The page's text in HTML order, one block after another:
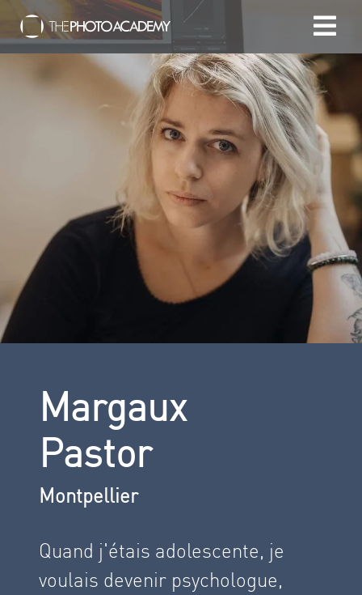
Accueil
Photographes
Offrir une Carte Cadeau
Panier
Margaux
Pastor
Montpellier
Quand j'étais adolescente, je
voulais devenir psychologue,